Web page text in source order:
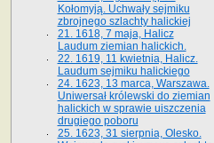
Kołomyją. Uchwały sejmiku
zbrojnego szlachty halickiej
21. 1618, 7 maja, Halicz
Laudum ziemian halickich.
22. 1619, 11 kwietnia, Halicz.
Laudum sejmiku halickiego
24. 1623, 13 marca, Warszawa.
Uniwersał królewski do ziemian
halickich w sprawie uiszczenia
drugiego poboru
25. 1623, 31 sierpnia, Olesko.